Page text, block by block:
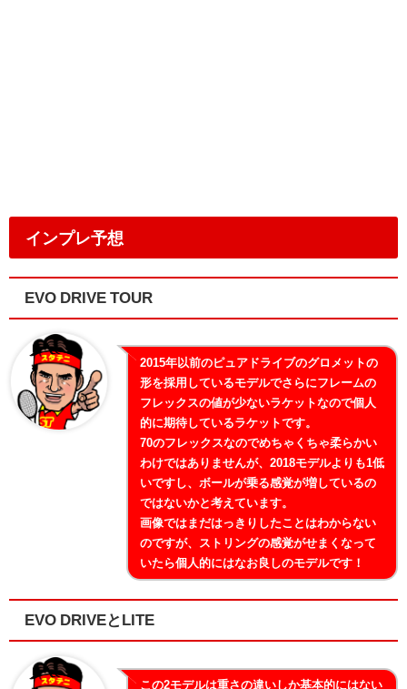
インプレ予想
EVO DRIVE TOUR
2015年以前のピュアドライブのグロメットの
形を採用しているモデルでさらにフレームの
フレックスの値が少ないラケットなので個人
的に期待しているラケットです。
70のフレックスなのでめちゃくちゃ柔らかい
わけではありませんが、2018モデルよりも1低
いですし、ボールが乗る感覚が増しているの
ではないかと考えています。
画像ではまだはっきりしたことはわからない
のですが、ストリングの感覚がせまくなって
いたら個人的にはなお良しのモデルです！
EVO DRIVEとLITE
この2モデルは重さの違いしか基本的にはない